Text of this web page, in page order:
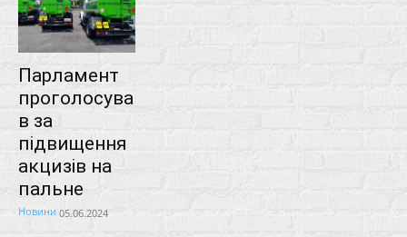
Парламент
проголосува
в за
підвищення
акцизів на
пальне
Новини 05.06.2024